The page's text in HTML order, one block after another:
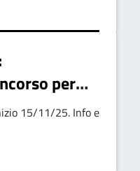
per
15/11/25. Info e